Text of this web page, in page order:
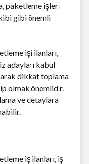
paketleme işleri
gibi önemli
işi ilanları,
adayları kabul
dikkat toplama
olmak önemlidir.
ve detaylara
iş ilanları, iş